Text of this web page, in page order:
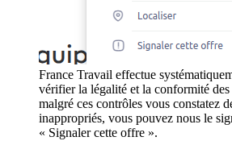
France Travail effectue
vérifier la légalité et la conformité
malgré ces contrôles vous constatez
inappropriés, vous pouvez nous le
« Signaler cette offre ».